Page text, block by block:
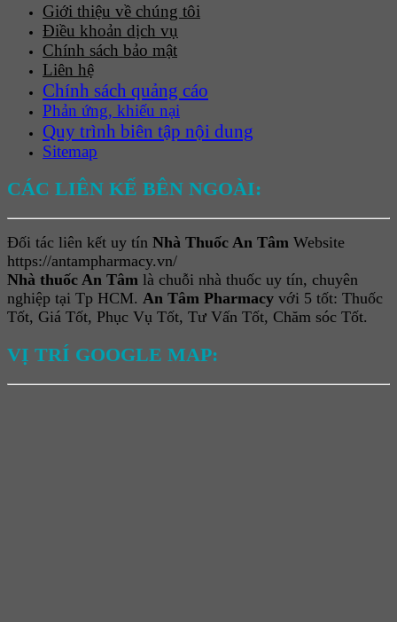
Giới thiệu về chúng tôi
Điều khoản dịch vụ
Chính sách bảo mật
Liên hệ
Chính sách quảng cáo
Phản ứng, khiếu nại
Quy trình biên tập nội dung
Sitemap
CÁC LIÊN KẾ BÊN NGOÀI:
Đối tác liên kết uy tín Nhà Thuốc An Tâm Website
https://antampharmacy.vn/
Nhà thuốc An Tâm là chuỗi nhà thuốc uy tín, chuyên
nghiệp tại Tp HCM. An Tâm Pharmacy với 5 tốt: Thuốc
Tốt, Giá Tốt, Phục Vụ Tốt, Tư Vấn Tốt, Chăm sóc Tốt.
VỊ TRÍ GOOGLE MAP: